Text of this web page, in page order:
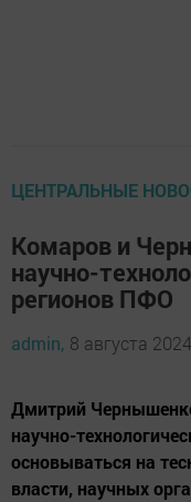
ЦЕНТРАЛЬНЫЕ
Комаров и
научно-
регионов ПФО
admin, 8 августа
Дмитрий
научно-
основываться на
власти, научных